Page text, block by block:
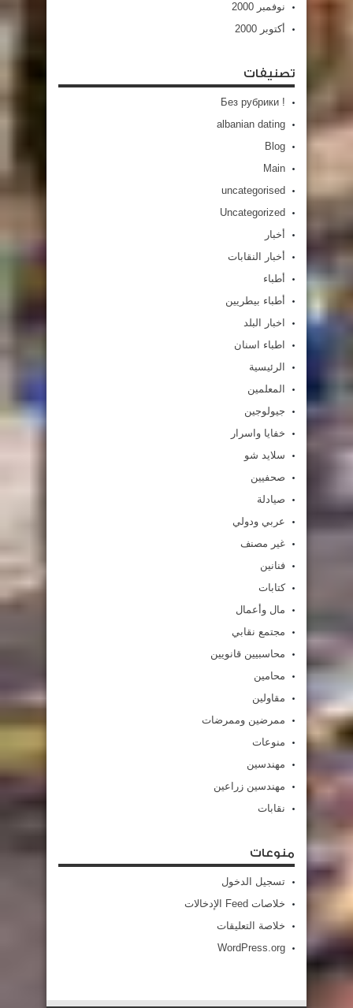
نوفمبر 2000
أكتوبر 2000
تصنيفات
! Без рубрики
albanian dating
Blog
Main
uncategorised
Uncategorized
أخبار
أخبار النقابات
أطباء
أطباء بيطريين
اخبار البلد
اطباء اسنان
الرئيسية
المعلمين
جيولوجين
خفايا واسرار
سلايد شو
صحفيين
صيادلة
عربي ودولي
غير مصنف
فنانين
كتابات
مال وأعمال
مجتمع نقابي
محاسبيين قانويين
محامين
مقاولين
ممرضين وممرضات
منوعات
مهندسين
مهندسين زراعين
نقابات
منوعات
تسجيل الدخول
خلاصات Feed الإدخالات
خلاصة التعليقات
WordPress.org